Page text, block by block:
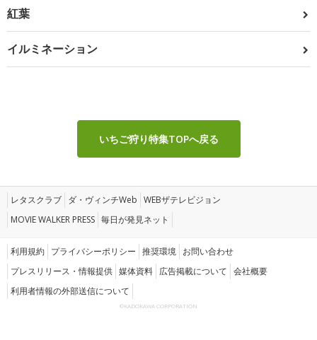
紅葉
イルミネーション
いちご狩り特集TOPへ戻る
レタスクラブ ダ・ヴィンチWeb WEBザテレビジョン
MOVIE WALKER PRESS 毎日が発見ネット
利用規約 プライバシーポリシー 推奨環境 お問い合わせ
プレスリリース・情報提供 媒体資料 広告掲載について 会社概要
利用者情報の外部送信について
©KADOKAWA CORPORATION